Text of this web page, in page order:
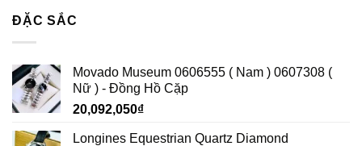
ĐẶC SẮC
Movado Museum 0606555 ( Nam ) 0607308 (
Nữ ) - Đồng Hồ Cặp
20,092,050₫
Longines Equestrian Quartz Diamond